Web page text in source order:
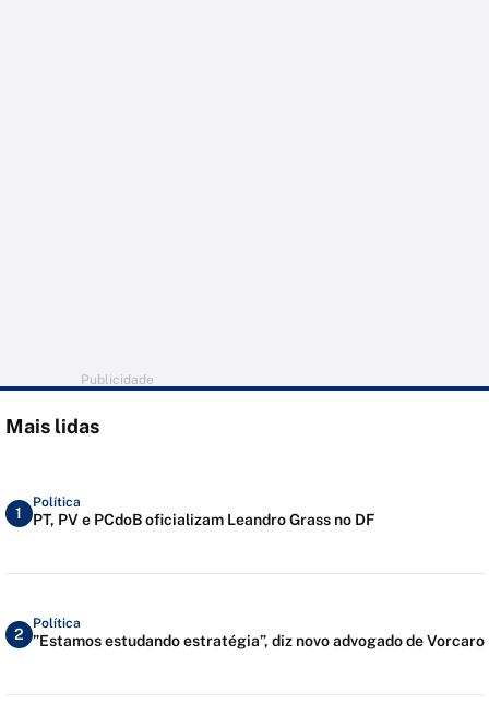
Publicidade
Mais lidas
1
Política
PT, PV e PCdoB oficializam Leandro Grass no DF
2
Política
”Estamos estudando estratégia”, diz novo advogado de Vorcaro